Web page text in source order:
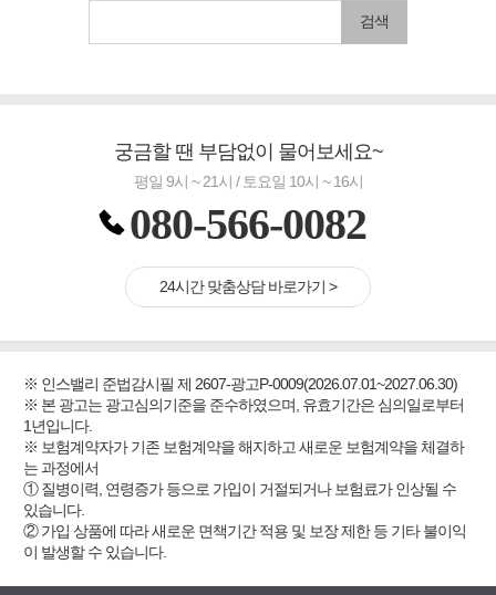
검색
궁금할 땐 부담없이 물어보세요~
평일 9시 ~ 21시 / 토요일 10시 ~ 16시
080-566-0082
24시간 맞춤상담 바로가기 >
※ 인스밸리 준법감시필 제 2607-광고P-0009(2026.07.01~2027.06.30)
※ 본 광고는 광고심의기준을 준수하였으며, 유효기간은 심의일로부터
1년입니다.
※ 보험계약자가 기존 보험계약을 해지하고 새로운 보험계약을 체결하
는 과정에서
① 질병이력, 연령증가 등으로 가입이 거절되거나 보험료가 인상될 수
있습니다.
② 가입 상품에 따라 새로운 면책기간 적용 및 보장 제한 등 기타 불이익
이 발생할 수 있습니다.